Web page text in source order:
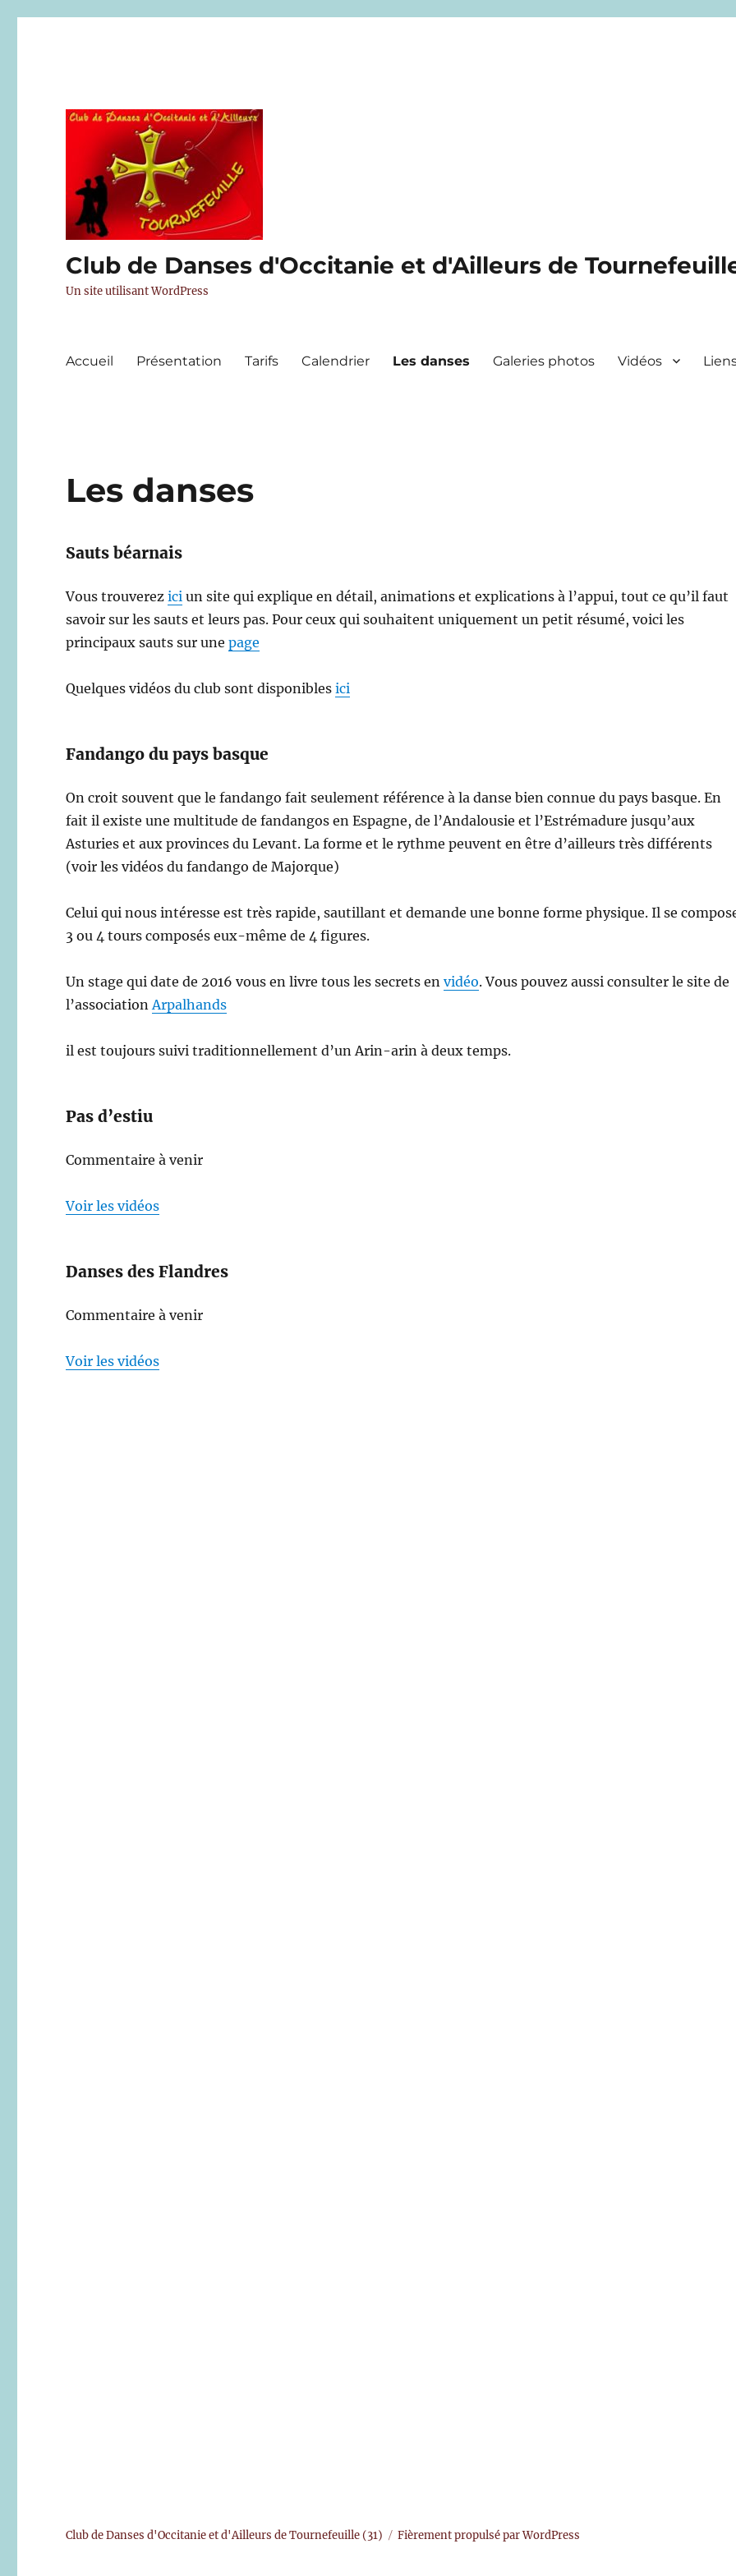
Club de Danses d'Occitanie et d'Ailleurs de
Un site utilisant WordPress
Accueil Présentation Tarifs Calendrier Les danses Galeries photos Vidéos
Les danses
Sauts béarnais
Vous trouverezici un site qui explique en détail, animations et explications à l’appui, tout ce qu’il faut
savoir sur les sauts et leurs pas. Pour ceux qui souhaitent uniquement un petit résumé, voici les
principaux sauts sur unepage
Quelques vidéos du club sont disponiblesici
Fandango du pays basque
On croit souvent que le fandango fait seulement référence à la danse bien connue du pays basque. En
fait il existe une multitude de fandangos en Espagne, de l’Andalousie et l’Estrémadure jusqu’aux
Asturies et aux provinces du Levant. La forme et le rythme peuvent en être d’ailleurs très différents
(voir les vidéos du fandango de Majorque)
Celui qui nous intéresse est très rapide, sautillant et demande une bonne forme physique. Il se
3 ou 4 tours composés eux-même de 4 figures.
Un stage qui date de 2016 vous en livre tous les secrets envidéo. Vous pouvez aussi consulter le site de
l’associationArpalhands
il est toujours suivi traditionnellement d’un Arin-arin à deux temps.
Pas d’estiu
Commentaire à venir
Voir les vidéos
Danses des Flandres
Commentaire à venir
Voir les vidéos
Club de Danses d'Occitanie et d'Ailleurs de Tournefeuille (31) Fièrement propulsé par WordPress